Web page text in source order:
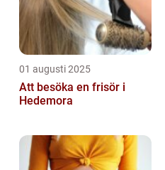
01 augusti 2025
Att besöka en frisör i
Hedemora